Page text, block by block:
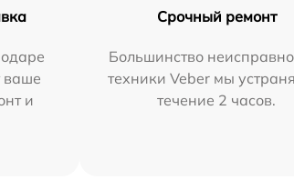
ваше
и
Срочный ремонт
Большинство
техники Veber мы
течение 2 часов.